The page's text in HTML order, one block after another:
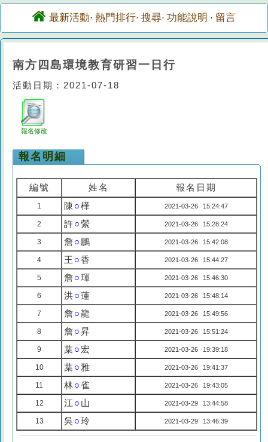
最新活動· 熱門排行· 搜尋· 功能說明 · 留言
南方四島環境教育研習一日行
活動日期：2021-07-18
報名修改
報名明細
編號 姓名 報名日期
1 陳 ○樺 2021-03-26 15:24:47
2 許○縈 2021-03-26 15:28:24
3 詹○ 鵬 2021-03-26 15:42:08
4 王 ○香 2021-03-26 15:44:27
5 詹○琿 2021-03-26 15:46:30
6 洪○蓮 2021-03-26 15:48:14
7 詹○龍 2021-03-26 15:49:56
8 詹○昇 2021-03-26 15:51:24
9 葉○ 宏 2021-03-26 19:39:18
10 葉○ 雅 2021-03-26 19:41:37
11 林○雀 2021-03-26 19:43:05
12 江 ○ 山 2021-03-29 13:44:58
13 吳 ○玲 2021-03-29 13:46:39